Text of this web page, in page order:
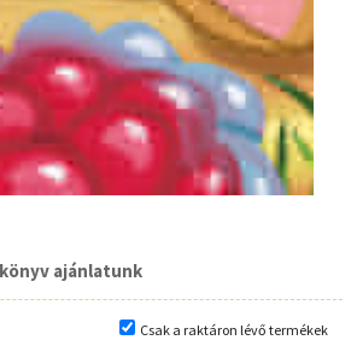
ajánlatunk
Csak a raktáron lévő termékek